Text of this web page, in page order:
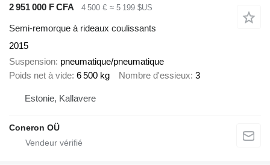
2 951 000 F CFA
4 500 € ≈ 5 199 $US
Semi-remorque à rideaux coulissants
2015
Suspension pneumatique/pneumatique
Poids net à vide 6 500 kg Nombre d'essieux 3
Estonie, Kallavere
Coneron OÜ